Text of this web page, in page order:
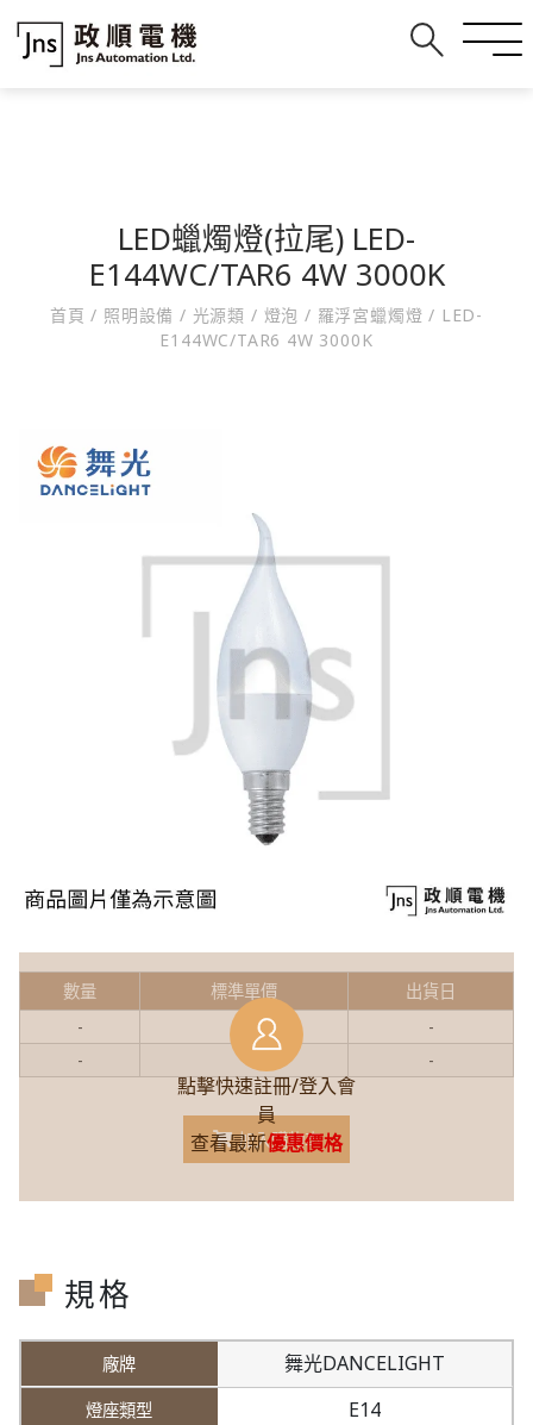
LED蠟燭燈(拉尾) LED-
E144WC/TAR6 4W 3000K
首頁/ 照明設備/ 光源類 / 燈泡 / 羅浮宮蠟燭燈/ LED-
E144WC/TAR6 4W 3000K
點擊快速註冊/登入會
員
查看最新優惠價格
數量 標準單價
出貨日
-
-
-
- -
加入購物車
規格
舞光DANCELIGHT
E14